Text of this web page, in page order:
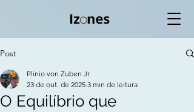
Post
O Equilíbrio que
Plinio von Zuben Jr
23 de out. de 2025 3 min de leitura